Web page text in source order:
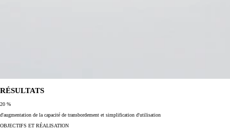
RÉSULTATS
20 %
d'augmentation de la capacité de transbordement et simplification d'utilisation
OBJECTIFS ET RÉALISATION